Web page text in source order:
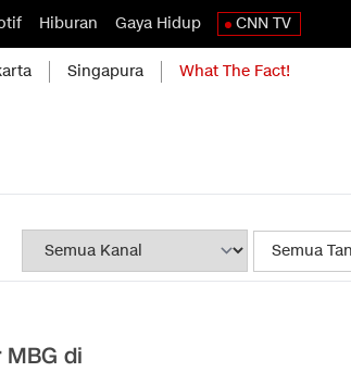
Hiburan Gaya Hidup CNN TV
Singapura What The Fact!
di